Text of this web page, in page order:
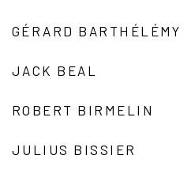
GÉRARD BARTHÉLÉMY
JACK BEAL
ROBERT BIRMELIN
JULIUS BISSIER